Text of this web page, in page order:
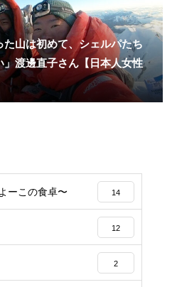
山は初めて、シェルパたち
」渡邊直子さん【日本人女性
ーこの食卓〜 14
12
2